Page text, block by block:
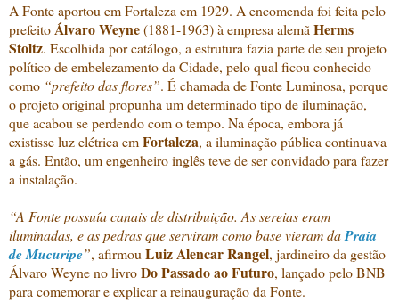
A Fonte aportou em Fortaleza em 1929. A encomenda foi feita pelo
prefeitoÁlvaro Weyne(1881-1963) à empresa alemã Herms
Stoltz. Escolhida por catálogo, a estrutura fazia parte de seu projeto
político de embelezamento da Cidade, pelo qual ficou conhecido
como “prefeito das flores”. É chamada de Fonte Luminosa, porque
o projeto original propunha um determinado tipo de iluminação,
que acabou se perdendo com o tempo. Na época, embora já
existisse luz elétrica emFortaleza, a iluminação pública continuava
a gás. Então, um engenheiro inglês teve de ser convidado para fazer
a instalação.
“A Fonte possuía canais de distribuição. As sereias eram
iluminadas, e as pedras que serviram como base vieram daPraia
de Mucuripe”, afirmou Luiz Alencar Rangel, jardineiro da gestão
Álvaro Weyne no livroDo Passado ao Futuro, lançado pelo BNB
para comemorar e explicar a reinauguração da Fonte.